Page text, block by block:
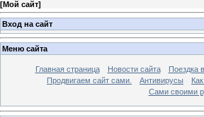
[Мой сайт]
Вход на сайт
Меню сайта
Главная страница Новости сайта Поездка
Продвигаем сайт сами.
Антивирусы
Сами своими